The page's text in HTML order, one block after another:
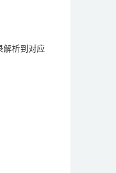
解析到对应